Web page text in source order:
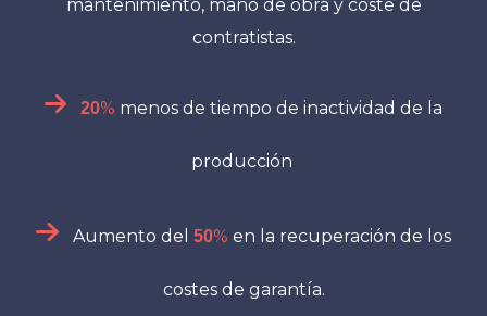
mantenimiento, mano de obra y coste de
contratistas.
20% menos de tiempo de inactividad de la
producción.
Aumento del 50% en la recuperación de los
costes de garantía.